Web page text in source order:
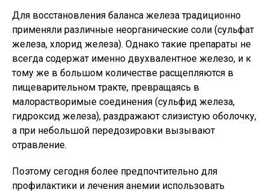
Для восстановления баланса железа традиционно
применяли различные неорганические соли (сульфат
железа, хлорид железа). Однако такие препараты не
всегда содержат именно двухвалентное железо, и к
тому же в большом количестве расщепляются в
пищеварительном тракте, превращаясь в
малорастворимые соединения (сульфид железа,
гидроксид железа), раздражают слизистую оболочку,
а при небольшой передозировки вызывают
отравление.
Поэтому сегодня более предпочтительно для
профилактики и лечения анемии использовать